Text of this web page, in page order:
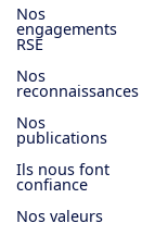
Nos
engagements
RSE
Nos
reconnaissances
Nos
publications
Ils nous font
confiance
Nos valeurs